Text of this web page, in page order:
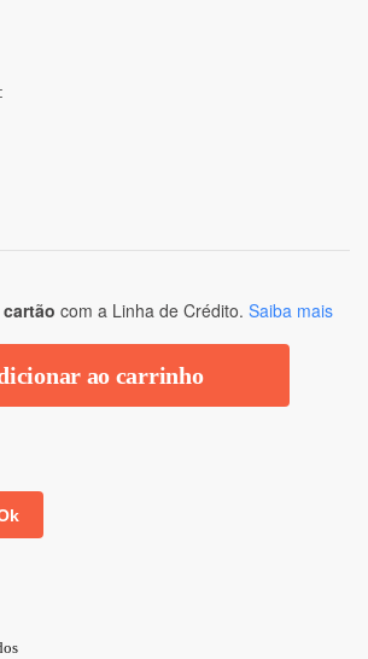
com a Linha de Crédito. Saiba mais
ao carrinho